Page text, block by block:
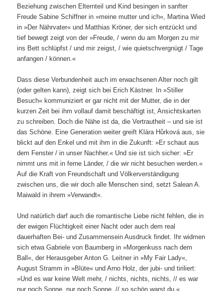
Beziehung zwischen Elternteil und Kind besingen in sanfter
Freude Sabine Schiffner in »meine mutter und ich«, Martina Wied
in »Der Nährvater« und Matthias Kröner, der sich entzückt und
tief bewegt zeigt von der »Freude, / wenn du am Morgen zu mir
ins Bett schlüpfst / und mir zeigst, / wie quietschvergnügt / Tage
anfangen / können.«
Dass diese Verbundenheit auch im erwachsenen Alter noch gilt
(oder gelten kann), zeigt sich bei Erich Kästner. In »Stiller
Besuch« kommuniziert er gar nicht mit der Mutter, die in der
kurzen Zeit bei ihm vollauf damit beschäftigt ist, Ansichtskarten
zu schreiben. Doch die Nähe ist da, die Vertrautheit – und sie ist
das Schöne. Eine Generation weiter greift Klára Hůrková aus, sie
blickt auf den Enkel und mit ihm in die Zukunft: »Er schaut aus
dem Fenster / in unser Nachher.« Und sie ist sich sicher: »Er
nimmt uns mit in ferne Länder, / die wir nicht besuchen werden.«
Auf die Kraft von Freundschaft und Völkerverständigung
zwischen uns, die wir doch alle Menschen sind, setzt Salean A.
Maiwald in ihrem »Verwandt«.
Und natürlich darf auch die romantische Liebe nicht fehlen, die in
der ewigen Flüchtigkeit einer Nacht oder auch dem real
dauerhaften Bei- und Zusammensein Ausdruck findet. Ihr widmen
sich etwa Gabriele von Baumberg in »Morgenkuss nach dem
Ball«, der Herausgeber Anton G. Leitner in »My Fair Lady«,
August Stramm in »Blüte« und Arno Holz, der jubi- und tiriliert:
»Und es war keine Welt mehr, / nichts, nichts, nichts, // es war
nur noch Sonne, nur noch Sonne, // so schön warst du.«